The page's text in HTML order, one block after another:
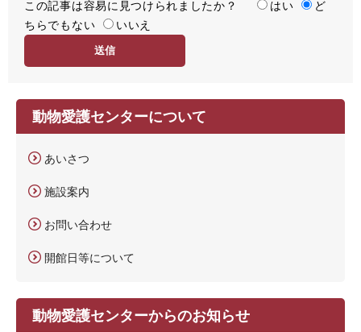
度
容
易
この記事は容易に見つけられましたか？ はい
ど
ちらでもない
いいえ
動物愛護センターについて
あいさつ
施設案内
お問い合わせ
開館日等について
動物愛護センターからのお知らせ